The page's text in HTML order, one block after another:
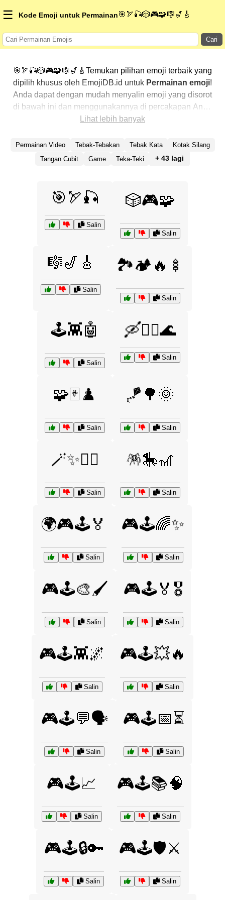
☰ Kode Emoji untuk Permainan🎯🏹🎣🎲🎮🧩🎼🎷🎸
Cari
🎯🏹🎣🎲🎮🧩🎼🎷🎸Temukan pilihan emoji terbaik yang
dipilih khusus oleh EmojiDB.id untuk Permainan emoji!
Anda dapat dengan mudah menyalin emoji yang disorot
di bawah ini dan menggunakannya di percakapan Anda
untuk menambahkan sentuhan pribadi. Kami telah
yang paling populer terlebih dahulu. Ingin lebih banyak
pilihan? Jelajahi kategori lainnya untuk menemukan cara
Lihat lebih banyak
Permainan Video Tebak-Tebakan Tebak Kata
Kotak Silang
Tangan Cubit
Game Teka-Teki + 43 lagi
🎯🏹🎣
Salin
🎲🎮🧩
Salin
🎼🎷🎸
Salin
🏞️🏕️🔥🍢
Salin
🕹️👾🤖
Salin
🛶🚣‍♀️🌊
Salin
🧩🃏♟️
Salin
🪁🌳🌞
Salin
🪄✨🧙‍♂️
Salin
🪅🎠🎢
Salin
🌍🎮🕹️🏅
Salin
🎮🕹️🌈✨
Salin
🎮🕹️🎨🖌️
Salin
🎮🕹️🏅🎖️
Salin
🎮🕹️👾🌌
Salin
🎮🕹️💥🔥
Salin
🎮🕹️💬🗣️
Salin
🎮🕹️📅⏳
Salin
🎮🕹️📈
Salin
🎮🕹️📚🧠
Salin
🎮🕹️🔒🔑
Salin
🎮🕹️🛡️⚔️
Salin